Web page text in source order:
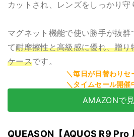
カットされ、レンズをしっかり守
マグネット機能で使い勝手が抜
て耐摩擦性と高級感に優れ、贈
ケースです。
AMAZONで
QUEASON【AQUOS R9 Pro